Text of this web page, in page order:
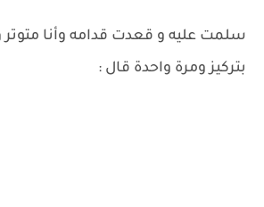
سلمت عليه و قعدت قدامه وأنا
بتركيز ومرة واحدة قال :